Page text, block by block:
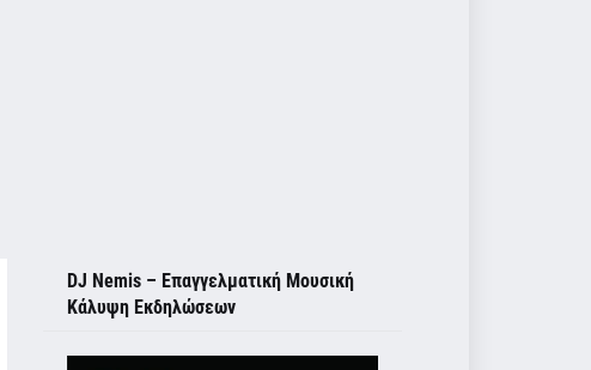
DJ Nemis – Επαγγελματική Μουσική
Κάλυψη Εκδηλώσεων